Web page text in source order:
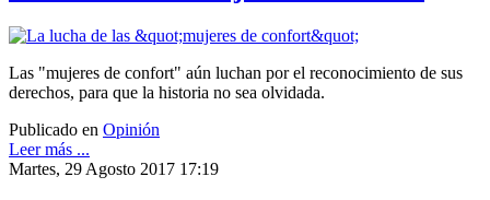
Las "mujeres de confort" aún luchan por el reconocimiento de sus
derechos, para que la historia no sea olvidada.
Publicado en Opinión
Leer más ...
Martes, 29 Agosto 2017 17:19